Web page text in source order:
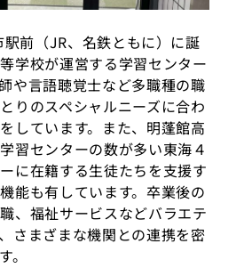
前（JR、名鉄ともに）に誕
学校が運営する学習センター
や言語聴覚士など多職種の職
りのスペシャルニーズに合わ
しています。また、明蓬館高
習センターの数が多い東海４
に在籍する生徒たちを支援す
能も有しています。卒業後の
、福祉サービスなどバラエテ
さまざまな機関との連携を密
。